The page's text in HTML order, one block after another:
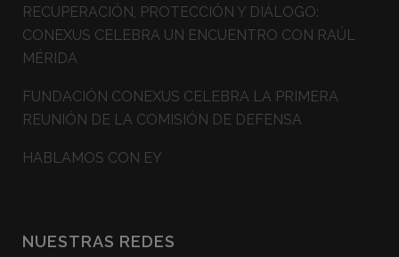
RECUPERACIÓN, PROTECCIÓN Y DIÁLOGO:
CONEXUS CELEBRA UN ENCUENTRO CON RAÚL
MÉRIDA
FUNDACIÓN CONEXUS CELEBRA LA PRIMERA
REUNIÓN DE LA COMISIÓN DE DEFENSA
HABLAMOS CON EY
NUESTRAS REDES